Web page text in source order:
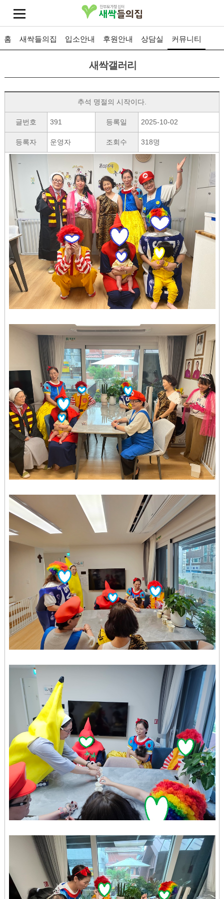
홈 새싹들의집 입소안내 후원안내 상담실 커뮤니티
새싹갤러리
추석 명절의 시작이다.
글번호 391 등록일 2025-10-02
등록자 운영자 조회수 318명